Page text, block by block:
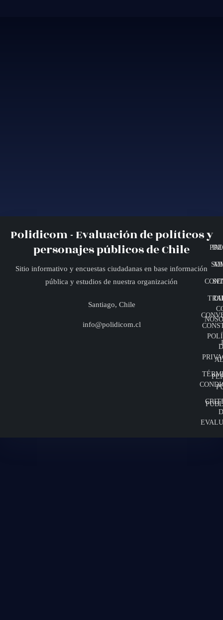
Polidicom - Evaluación de políticos y
personajes públicos de Chile
Sitio informativo y encuestas ciudadanas en base información
pública y estudios de nuestra organización
Santiago, Chile
info@polidicom.cl